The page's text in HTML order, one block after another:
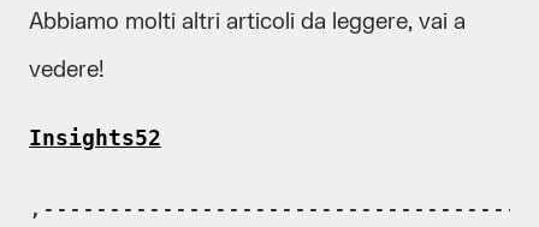
Abbiamo molti altri articoli da leggere, vai a
vedere!
Insights52